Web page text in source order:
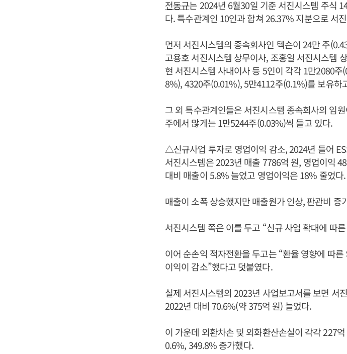
전동규는 2024년 6월30일 기준 서진시스템 주식
다. 특수관계인 10인과 합쳐 26.37% 지분으로 서
먼저 서진시스템의 종속회사인 텍슨이 24만 주
고용호 서진시스템 상무이사, 조홍일 서진시스템
현 서진시스템 사내이사 등 5인이 각각 1만2080
8%), 4320주(0.01%), 5만4112주(0.1%)를 보유하
그 외 특수관계인들은 서진시스템 종속회사의 임
주에서 많게는 1만5244주(0.03%)씩 들고 있다.
△신규사업 투자로 영업이익 감소, 2024년 들어
서진시스템은 2023년 매출 7786억 원, 영업이익
대비 매출이 5.8% 늘었고 영업이익은 18% 줄었
매출이 소폭 상승했지만 매출원가 인상, 판관비 증
서진시스템 쪽은 이를 두고 “신규 사업 확대에 따
이어 순손익 적자전환을 두고는 “환율 영향에 따
이익이 감소”했다고 덧붙였다.
실제 서진시스템의 2023년 사업보고서를 보면 서
2022년 대비 70.6%(약 375억 원) 늘었다.
이 가운데 외환차손 및 외화환산손실이 각각 227
0.6%, 349.8% 증가했다.